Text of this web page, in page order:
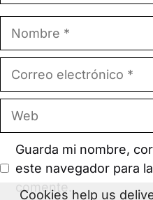
Correo
Guarda mi nombre,
este navegador para
comente.
Cookies help us